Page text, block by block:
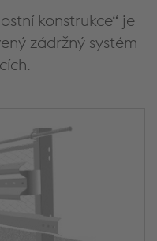
konstrukce“ je
zádržný systém